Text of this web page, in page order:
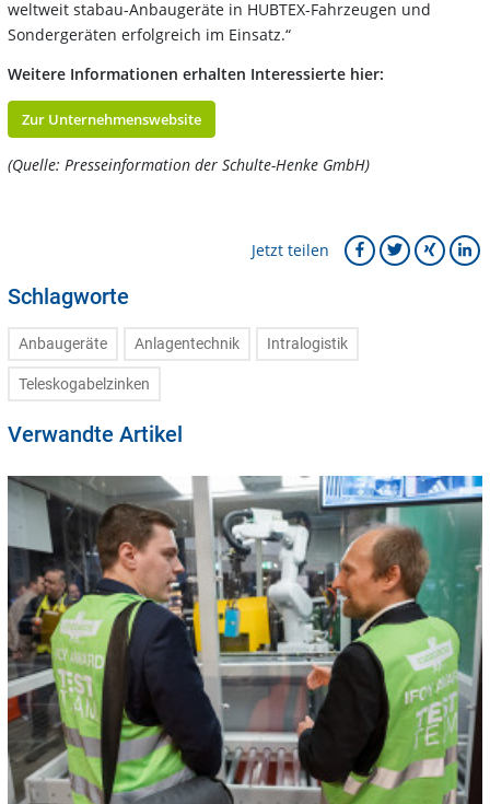
weltweit stabau-Anbaugeräte in HUBTEX-Fahrzeugen und
Sondergeräten erfolgreich im Einsatz.“
Weitere Informationen erhalten Interessierte hier:
Zur Unternehmenswebsite
(Quelle: Presseinformation der Schulte-Henke GmbH)
Jetzt teilen
Schlagworte
Anbaugeräte Anlagentechnik Intralogistik
Teleskogabelzinken
Verwandte Artikel